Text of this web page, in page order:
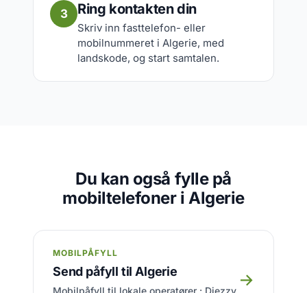
3 Ring kontakten din
Skriv inn fasttelefon- eller
mobilnummeret i Algerie, med
landskode, og start samtalen.
Du kan også fylle på
mobiltelefoner i Algerie
MOBILPÅFYLL
Send påfyll til Algerie
Mobilpåfyll til lokale operatører : Djezzy,
→